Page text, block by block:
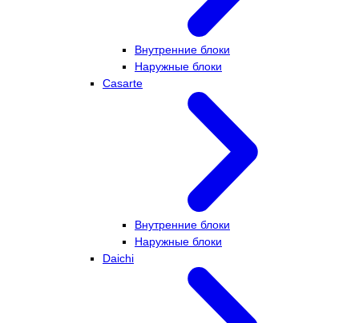
Внутренние блоки
Наружные блоки
Casarte
Внутренние блоки
Наружные блоки
Daichi